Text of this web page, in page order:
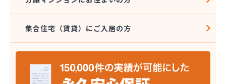
愛知高圧株式会社容器検査工場
愛北液化ガス協組江南営業所
旭プロパン
安城ガス株式会社
伊藤プロパン
伊藤忠エネクスホームライフ中部株式会社 碧南営
業所
集合住宅（賃貸）にご入居の方